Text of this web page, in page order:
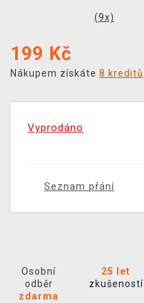
(9x)
199 Kč
Nákupem získáte 8 kreditů
Vyprodáno
Seznam přání
Osobní
odběr
zdarma
25 let
zkušeností